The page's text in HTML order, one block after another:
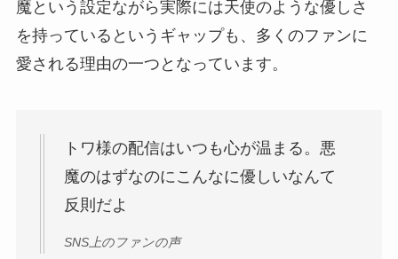
魔という設定ながら実際には天使のような優しさ
を持っているというギャップも、多くのファンに
愛される理由の一つとなっています。
トワ様の配信はいつも心が温まる。悪
魔のはずなのにこんなに優しいなんて
反則だよ
SNS上のファンの声